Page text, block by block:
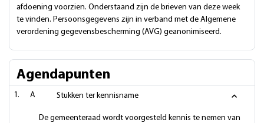
afdoening voorzien. Onderstaand zijn de brieven van deze week
te vinden. Persoonsgegevens zijn in verband met de Algemene
verordening gegevensbescherming (AVG) geanonimiseerd.
Agendapunten
A Stukken ter kennisname
De gemeenteraad wordt voorgesteld kennis te nemen van